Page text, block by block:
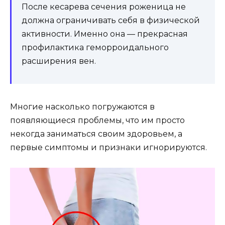
После кесарева сечения роженица не
должна ограничивать себя в физической
активности. Именно она — прекрасная
профилактика геморроидального
расширения вен.
Многие насколько погружаются в
появляющиеся проблемы, что им просто
некогда заниматься своим здоровьем, а
первые симптомы и признаки игнорируются.